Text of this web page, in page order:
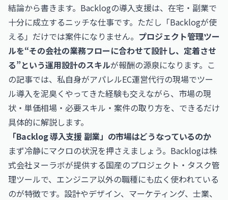
結論から書きます。Backlogの導入支援は、在宅・副業で
十分に成立するニッチな仕事です。ただし「Backlogが使
える」だけでは案件になりません。 プロジェクト管理ツー
ルを“その会社の業務フローに合わせて設計し、定着させ
る”という運用設計のスキルが報酬の源泉になります。こ
の記事では、私自身がアパレルEC運営代行の現場でツー
ル導入を泥臭くやってきた経験も交えながら、市場の現
状・単価相場・必要スキル・案件の取り方を、できるだけ
具体的に解説します。
「Backlog 導入支援 副業」の市場はどうなっているのか
まず冷静にマクロの状況を押さえましょう。Backlogは株
式会社ヌーラボが提供する国産のプロジェクト・タスク管
理ツールで、エンジニア以外の職種にも広く使われている
のが特徴です。設計やデザイン、マーケティング、士業、